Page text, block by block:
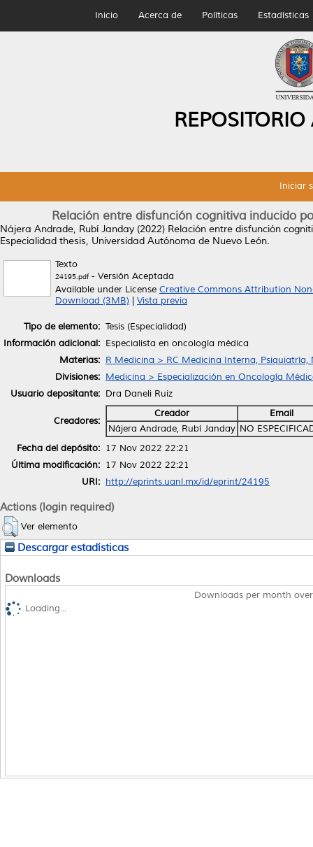
Inicio Acerca de Políticas Estadísticas
Iniciar
Relación entre disfunción cognitiva inducido
Nájera Andrade, Rubí Janday (2022) Relación entre disfunción
Especialidad thesis, Universidad Autónoma de Nuevo León.
Texto
24195.pdf- Versión Aceptada
Available under License Creative Commons Attribution
Download (3MB)
Vista previa
Tipo de elemento: Tesis (Especialidad)
Información adicional: Especialista en oncología médica
Materias: R Medicina > RC Medicina Interna, Psiquiatría,
Divisiones: Medicina > Especialización en Oncología
Usuario depositante: Dra Daneli Ruiz
Creadores:
Creador
Email
Nájera Andrade, Rubí Janday NO
Fecha del depósito: 17 Nov 2022 22:21
Última modificación: 17 Nov 2022 22:21
URI: http://eprints.uanl.mx/id/eprint/24195
Actions (login required)
Ver elemento
Descargar estadísticas
Downloads
Downloads per month
Loading...